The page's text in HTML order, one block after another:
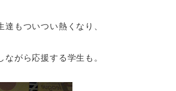
もついつい熱くなり、
がら応援する学生も。